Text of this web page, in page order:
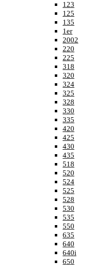
123
125
135
1er
2002
220
225
318
320
324
325
328
330
335
420
425
430
435
518
520
524
525
528
530
535
550
635
640
640i
650